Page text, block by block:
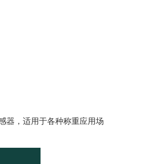
器，适用于各种称重应用场